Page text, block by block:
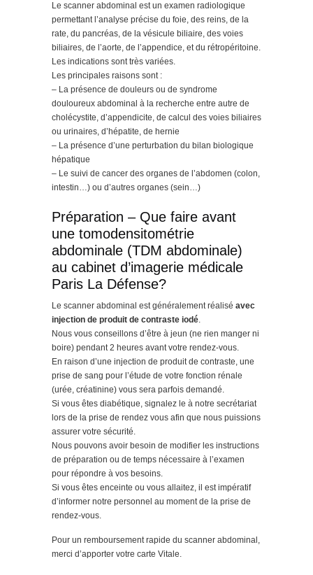
Le scanner abdominal est un examen radiologique
permettant l’analyse précise du foie, des reins, de la
rate, du pancréas, de la vésicule biliaire, des voies
biliaires, de l’aorte, de l’appendice, et du rétropéritoine.
Les indications sont très variées.
Les principales raisons sont :
– La présence de douleurs ou de syndrome
douloureux abdominal à la recherche entre autre de
cholécystite, d’appendicite, de calcul des voies biliaires
ou urinaires, d’hépatite, de hernie
– La présence d’une perturbation du bilan biologique
hépatique
– Le suivi de cancer des organes de l’abdomen (colon,
intestin…) ou d’autres organes (sein…)
Préparation – Que faire avant
une tomodensitométrie
abdominale (TDM abdominale)
au cabinet d’imagerie médicale
Paris La Défense?
Le scanner abdominal est généralement réalisé avec
injection de produit de contraste iodé.
Nous vous conseillons d’être à jeun (ne rien manger ni
boire) pendant 2 heures avant votre rendez-vous.
En raison d’une injection de produit de contraste, une
prise de sang pour l’étude de votre fonction rénale
(urée, créatinine) vous sera parfois demandé.
Si vous êtes diabétique, signalez le à notre secrétariat
lors de la prise de rendez vous afin que nous puissions
assurer votre sécurité.
Nous pouvons avoir besoin de modifier les instructions
de préparation ou de temps nécessaire à l’examen
pour répondre à vos besoins.
Si vous êtes enceinte ou vous allaitez, il est impératif
d’informer notre personnel au moment de la prise de
rendez-vous.
Pour un remboursement rapide du scanner abdominal,
merci d’apporter votre carte Vitale.